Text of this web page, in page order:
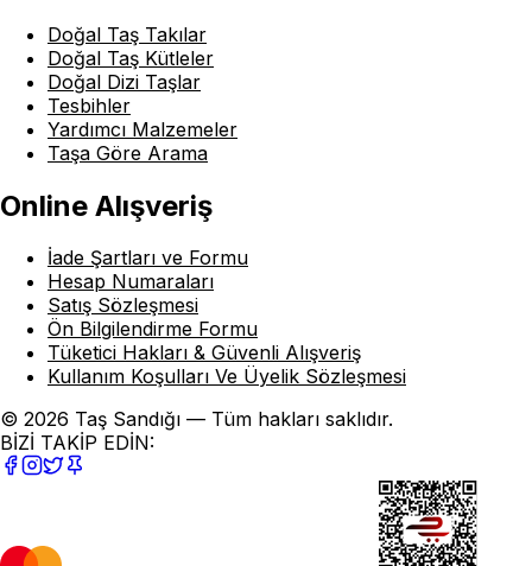
Doğal Taş Takılar
Doğal Taş Kütleler
Doğal Dizi Taşlar
Tesbihler
Yardımcı Malzemeler
Taşa Göre Arama
Online Alışveriş
İade Şartları ve Formu
Hesap Numaraları
Satış Sözleşmesi
Ön Bilgilendirme Formu
Tüketici Hakları & Güvenli Alışveriş
Kullanım Koşulları Ve Üyelik Sözleşmesi
© 2026 Taş Sandığı — Tüm hakları saklıdır.
BİZİ TAKİP EDİN: